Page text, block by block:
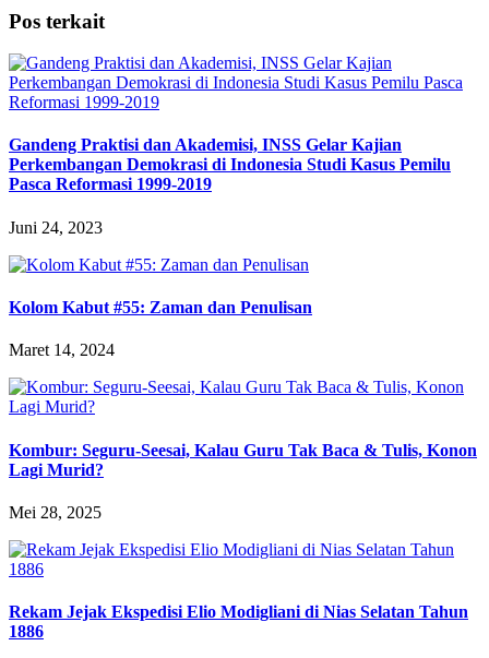
Pos terkait
Gandeng Praktisi dan Akademisi, INSS Gelar Kajian
Perkembangan Demokrasi di Indonesia Studi Kasus Pemilu
Pasca Reformasi 1999-2019
Juni 24, 2023
Kolom Kabut #55: Zaman dan Penulisan
Maret 14, 2024
Kombur: Seguru-Seesai, Kalau Guru Tak Baca & Tulis, Konon
Lagi Murid?
Mei 28, 2025
Rekam Jejak Ekspedisi Elio Modigliani di Nias Selatan Tahun
1886